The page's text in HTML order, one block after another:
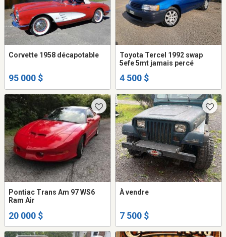
Corvette 1958 décapotable
95 000 $
Toyota Tercel 1992 swap
5efe 5mt jamais percé
4 500 $
Pontiac Trans Am 97 WS6
Ram Air
20 000 $
À vendre
7 500 $